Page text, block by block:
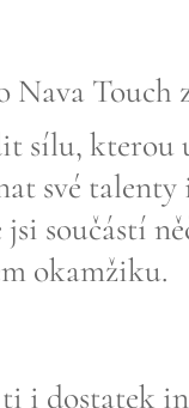
Nava Touch
sílu, kterou
své
jsi součástí
okamžiku.
ti i dostatek